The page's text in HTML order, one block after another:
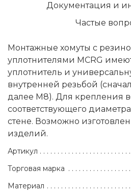
Документация и
Частые
Монтажные хомуты с
уплотнителями MCRG
уплотнитель и
внутренней резьбой
далее М8). Для крепления
соответствующего
стене. Возможно
изделий.
Артикул
Торговая марка
Материал